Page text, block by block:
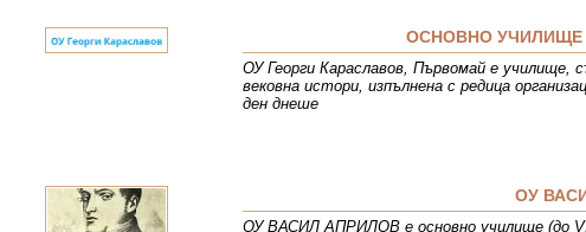
ОСНОВНО УЧИЛИЩЕ
ОУ Георги Караславов, Първомай е училище,
вековна истори, изпълнена с редица
ден днеше
ОУ
ОУ ВАСИЛ АПРИЛОВ е основно училище (до